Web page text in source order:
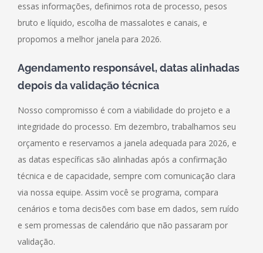
essas informações, definimos rota de processo, pesos
bruto e líquido, escolha de massalotes e canais, e
propomos a melhor janela para 2026.
Agendamento responsável, datas alinhadas
depois da validação técnica
Nosso compromisso é com a viabilidade do projeto e a
integridade do processo. Em dezembro, trabalhamos seu
orçamento e reservamos a janela adequada para 2026, e
as datas específicas são alinhadas após a confirmação
técnica e de capacidade, sempre com comunicação clara
via nossa equipe. Assim você se programa, compara
cenários e toma decisões com base em dados, sem ruído
e sem promessas de calendário que não passaram por
validação.